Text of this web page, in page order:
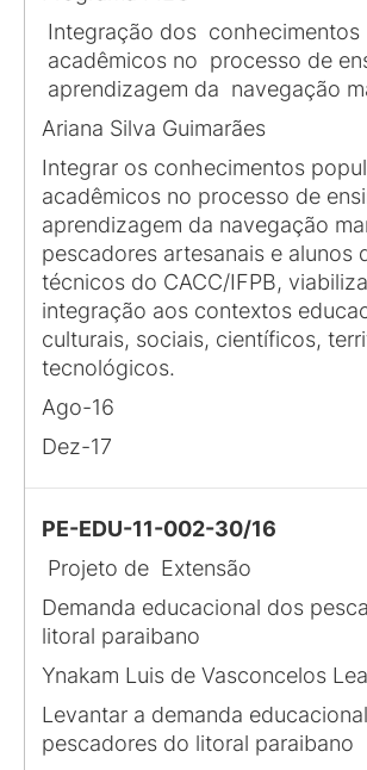
Integração dos
acadêmicos no processo de
aprendizagem da navegação
Ariana Silva Guimarães
Integrar os conhecimentos
acadêmicos no processo de
aprendizagem da navegação
pescadores artesanais e alunos
técnicos do CACC/IFPB,
integração aos contextos
culturais, sociais, científicos,
tecnológicos.
Ago-16
Dez-17
PE-EDU-11-002-30/16
Projeto de Extensão
Demanda educacional dos
litoral paraibano
Ynakam Luis de Vasconcelos
Levantar a demanda
pescadores do litoral paraibano